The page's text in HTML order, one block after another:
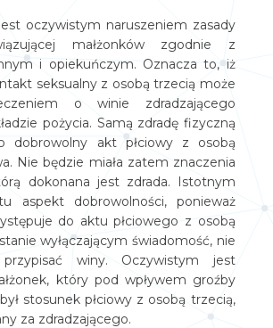
oczywistym naruszeniem zasady
małżonków zgodnie z
i opiekuńczym. Oznacza to, iż
seksualny z osobą trzecią może
o winie zdradzającego
pożycia. Samą zdradę fizyczną
dobrowolny akt płciowy z osobą
Nie będzie miała zatem znaczenia
dokonana jest zdrada. Istotnym
aspekt dobrowolności, ponieważ
do aktu płciowego z osobą
wyłączającym świadomość, nie
winy. Oczywistym jest
który pod wpływem groźby
stosunek płciowy z osobą trzecią,
za zdradzającego.